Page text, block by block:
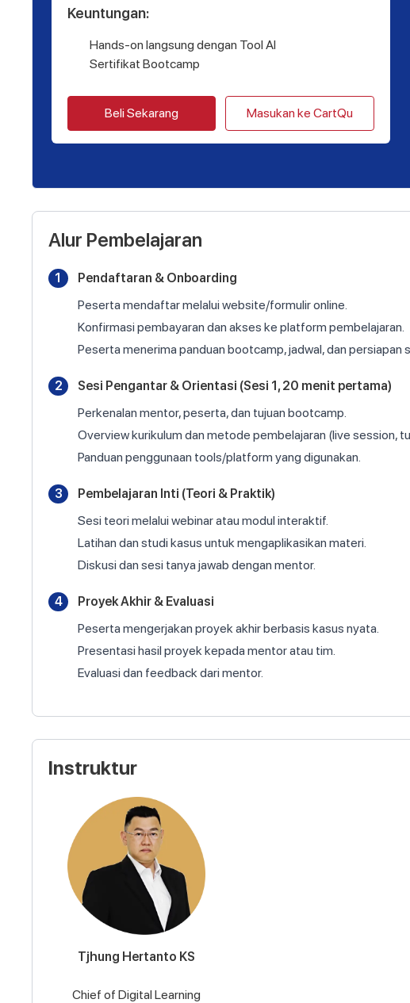
Keuntungan:
Hands-on langsung dengan Tool AI
Sertifikat Bootcamp
Beli Sekarang Masukan ke CartQu
Alur Pembelajaran
1
Pendaftaran & Onboarding
Peserta mendaftar melalui website/formulir online.
Konfirmasi pembayaran dan akses ke platform pembelajaran.
Peserta menerima panduan bootcamp, jadwal, dan persiapan
2
Sesi Pengantar & Orientasi (Sesi 1, 20 menit pertama)
Perkenalan mentor, peserta, dan tujuan bootcamp.
Overview kurikulum dan metode pembelajaran (live session,
Panduan penggunaan tools/platform yang digunakan.
3
Pembelajaran Inti (Teori & Praktik)
Sesi teori melalui webinar atau modul interaktif.
Latihan dan studi kasus untuk mengaplikasikan materi.
Diskusi dan sesi tanya jawab dengan mentor.
4
Proyek Akhir & Evaluasi
Peserta mengerjakan proyek akhir berbasis kasus nyata.
Presentasi hasil proyek kepada mentor atau tim.
Evaluasi dan feedback dari mentor.
Instruktur
Tjhung Hertanto KS
Chief of Digital Learning